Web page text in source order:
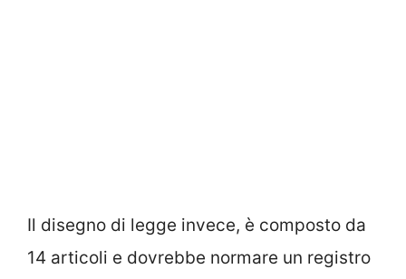
Il disegno di legge invece, è composto da
14 articoli e dovrebbe normare un registro